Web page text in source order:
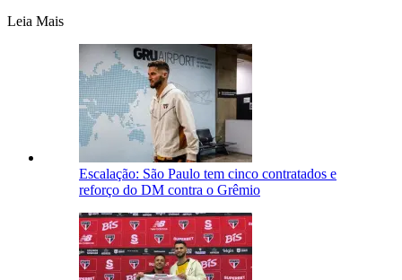
Leia Mais
Escalação: São Paulo tem cinco contratados e
reforço do DM contra o Grêmio